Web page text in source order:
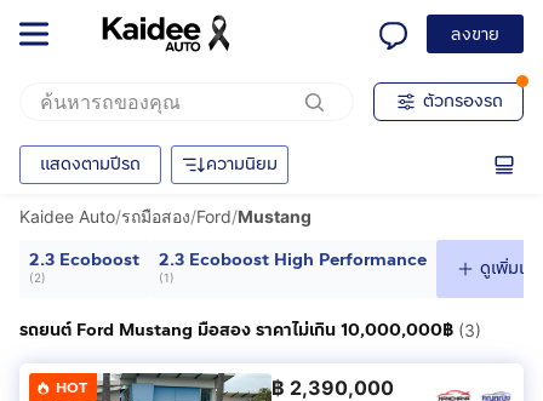
ลงขาย
ตัวกรองรถ
แสดงตามปีรถ ความนิยม
Kaidee Auto/รถมือสอง/Ford/Mustang
2.3 Ecoboost
(2)
2.3 Ecoboost High Performance
(1) ดูเพิ่มเติ
รถยนต์ Ford Mustang มือสอง ราคาไม่เกิน 10,000,000฿ (3)
HOT ฿ 2,390,000